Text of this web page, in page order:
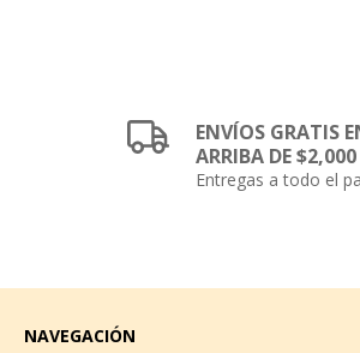
ENVÍOS GRATIS
ARRIBA DE $2,000
Entregas a todo el
NAVEGACIÓN